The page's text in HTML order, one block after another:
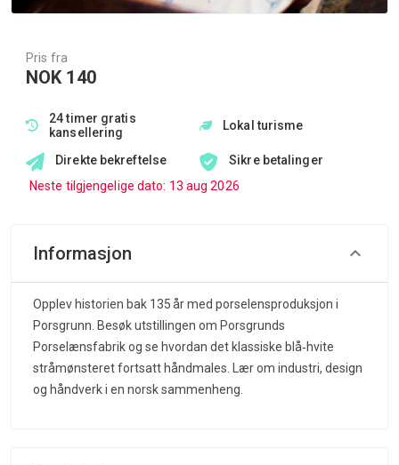
Pris fra
NOK 140
24 timer gratis
kansellering
Lokal turisme
Direkte bekreftelse
Sikre betalinger
Neste tilgjengelige dato: 13 aug 2026
Informasjon
Opplev historien bak 135 år med porselensproduksjon i
Porsgrunn. Besøk utstillingen om Porsgrunds
Porselænsfabrik og se hvordan det klassiske blå‑hvite
stråmønsteret fortsatt håndmales. Lær om industri, design
og håndverk i en norsk sammenheng.